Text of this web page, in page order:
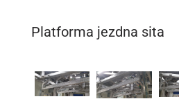
Platforma jezdna sita